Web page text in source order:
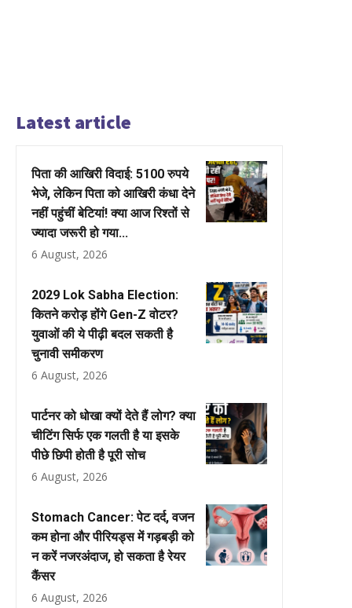
Latest article
पिता की आखिरी विदाई: 5100 रुपये
भेजे, लेकिन पिता को आखिरी कंधा देने
नहीं पहुंचीं बेटियां! क्या आज रिश्तों से
ज्यादा जरूरी हो गया...
6 August, 2026
2029 Lok Sabha Election:
कितने करोड़ होंगे Gen-Z वोटर?
युवाओं की ये पीढ़ी बदल सकती है
चुनावी समीकरण
6 August, 2026
पार्टनर को धोखा क्यों देते हैं लोग? क्या
चीटिंग सिर्फ एक गलती है या इसके
पीछे छिपी होती है पूरी सोच
6 August, 2026
Stomach Cancer: पेट दर्द, वजन
कम होना और पीरियड्स में गड़बड़ी को
न करें नजरअंदाज, हो सकता है रेयर
कैंसर
6 August, 2026